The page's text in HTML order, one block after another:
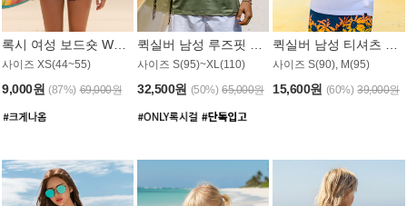
사이즈 XS(44~55)
9,000원 (87%) 69,000원
사이즈 S(95)~XL(110)
32,500원 (50%) 65,000원
사이즈 S(90), M(95)
15,600원 (60%) 39,000원